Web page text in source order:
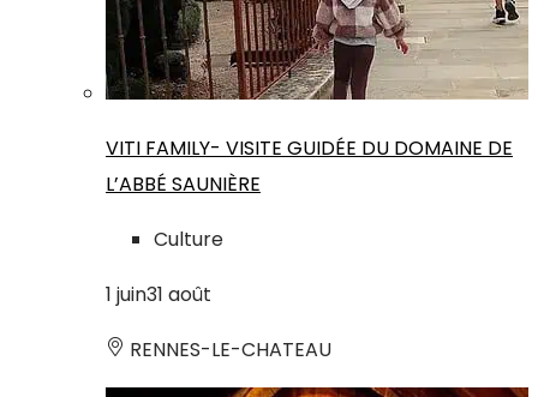
VITI FAMILY- VISITE GUIDÉE DU DOMAINE DE
L’ABBÉ SAUNIÈRE
Culture
1 juin31 août
RENNES-LE-CHATEAU